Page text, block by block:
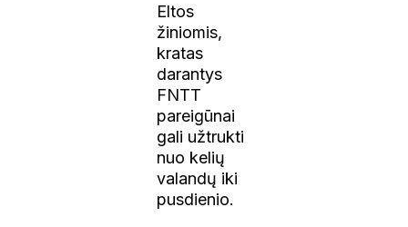
Eltos
žiniomis,
kratas
darantys
FNTT
pareigūnai
gali užtrukti
nuo kelių
valandų iki
pusdienio.